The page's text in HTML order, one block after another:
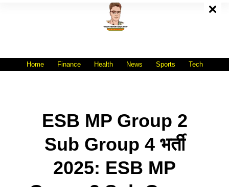
Home Finance Health News Sports Tech
ESB MP Group 2
Sub Group 4 भर्ती
2025: ESB MP